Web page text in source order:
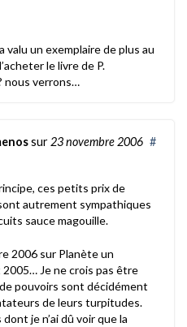
un exemplaire de plus au
le livre de P.
nous verrons…
sur 23 novembre 2006 #
ces petits prix de
autrement sympathiques
sauce magouille.
2006 sur Planète un
Je ne crois pas être
pouvoirs sont décidément
de leurs turpitudes.
je n’ai dû voir que la